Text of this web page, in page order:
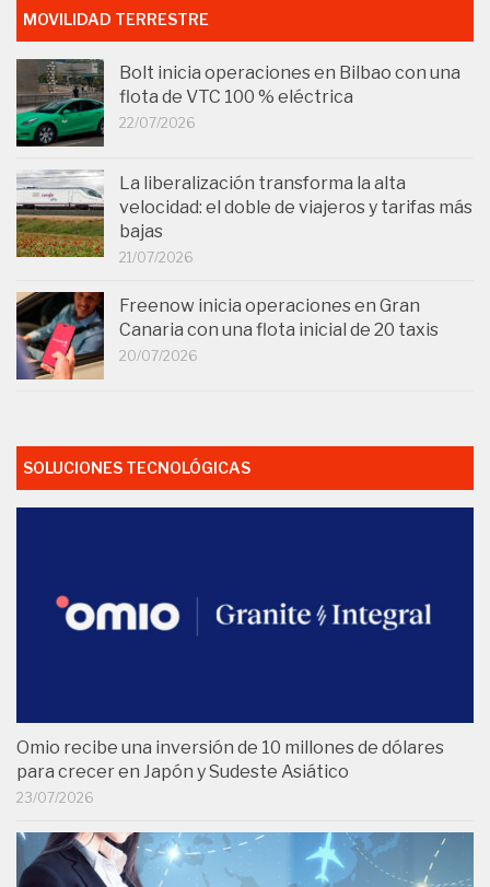
MOVILIDAD TERRESTRE
Bolt inicia operaciones en Bilbao con una
flota de VTC 100 % eléctrica
22/07/2026
La liberalización transforma la alta
velocidad: el doble de viajeros y tarifas más
bajas
21/07/2026
Freenow inicia operaciones en Gran
Canaria con una flota inicial de 20 taxis
20/07/2026
SOLUCIONES TECNOLÓGICAS
Omio recibe una inversión de 10 millones de dólares
para crecer en Japón y Sudeste Asiático
23/07/2026